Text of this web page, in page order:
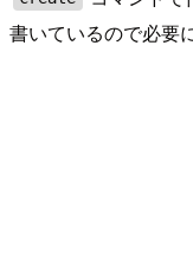
書いているので必要